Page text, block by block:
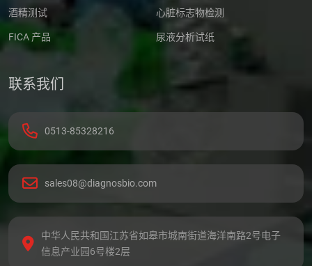
酒精测试 心脏标志物检测
FICA 产品 尿液分析试纸
联系我们
0513-85328216
sales08@diagnosbio.com
中华人民共和国江苏省如皋市城南街道海洋南路2号电子
信息产业园6号楼2层